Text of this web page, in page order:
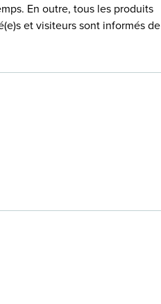
En outre, tous les produits
et visiteurs sont informés de